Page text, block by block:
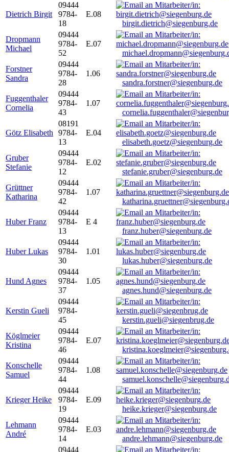
Dietrich Birgit
09444
9784-
18
E.08
birgit.dietrich@siegenburg.de
Dropmann
Michael
09444
9784-
52
E.07
Forstner
Sandra
09444
9784-
28
1.06
sandra.forstner@siegenburg.de
Fuggenthaler
Cornelia
09444
9784-
43
1.07
Götz Elisabeth
08191
9784-
13
E.04
elisabeth.goetz@siegenburg.de
Gruber
Stefanie
09444
9784-
12
E.02
stefanie.gruber@siegenburg.de
Grüttner
Katharina
09444
9784-
42
1.07
Huber Franz
09444
9784-
13
E 4
franz.huber@siegenburg.de
Huber Lukas
09444
9784-
30
1.01
lukas.huber@siegenburg.de
Hund Agnes
09444
9784-
37
1.05
agnes.hund@siegenburg.de
Kerstin Gueli
09444
9784-
45
kerstin.gueli@siegenbrug.de
Köglmeier
Kristina
09444
9784-
46
E.07
Konschelle
Samuel
09444
9784-
44
1.08
Krieger Heike
09444
9784-
19
E.09
heike.krieger@siegenburg.de
Lehmann
André
09444
9784-
14
E.03
andre.lehmann@siegenburg.de
09444